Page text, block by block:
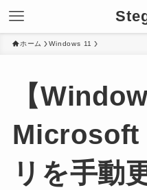
ホーム Windows 11
【
Microsoft
リを手動